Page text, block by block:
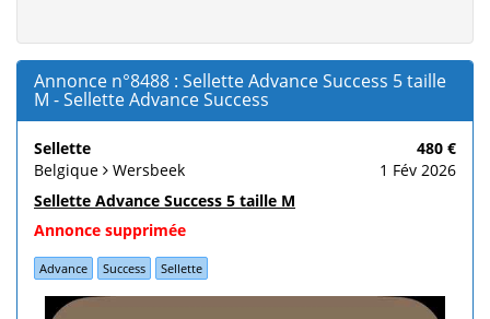
Annonce n°8488 : Sellette Advance Success 5 taille
M - Sellette Advance Success
Sellette
480 €
Belgique
Wersbeek
1 Fév 2026
Sellette Advance Success 5 taille M
Annonce supprimée
Advance Success Sellette